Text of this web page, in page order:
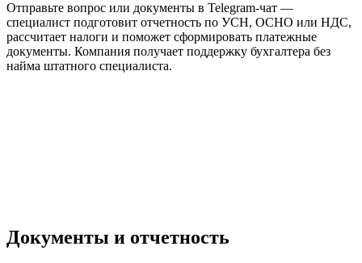
Отправьте вопрос или документы в Telegram-чат —
специалист подготовит отчетность по УСН, ОСНО или НДС,
рассчитает налоги и поможет сформировать платежные
документы. Компания получает поддержку бухгалтера без
найма штатного специалиста.
Документы и отчетность